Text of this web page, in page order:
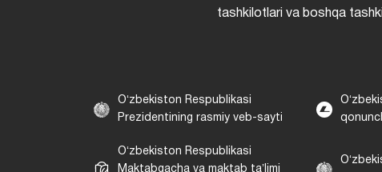
tashkilotlari va boshqa
Oʻzbekiston Respublikasi
Prezidentining rasmiy veb-sayti
Oʻzbekiston Respublikasi
Maktabgacha va maktab taʼlimi